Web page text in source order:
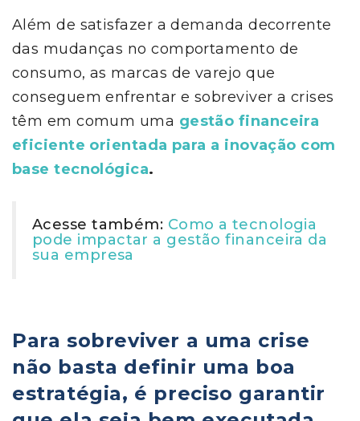
Além de satisfazer a demanda decorrente
das mudanças no comportamento de
consumo, as marcas de varejo que
conseguem enfrentar e sobreviver a crises
têm em comum uma gestão financeira
eficiente orientada para a inovação com
base tecnológica.
Acesse também: Como a tecnologia
pode impactar a gestão financeira da
sua empresa
Para sobreviver a uma crise
não basta definir uma boa
estratégia, é preciso garantir